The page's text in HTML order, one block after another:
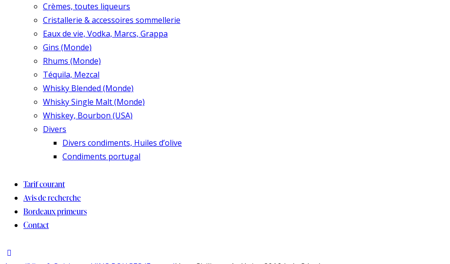
Crèmes, toutes liqueurs
Cristallerie & accessoires sommellerie
Eaux de vie, Vodka, Marcs, Grappa
Gins (Monde)
Rhums (Monde)
Téquila, Mezcal
Whisky Blended (Monde)
Whisky Single Malt (Monde)
Whiskey, Bourbon (USA)
Divers
Divers condiments, Huiles d’olive
Condiments portugal
Tarif courant
Avis de recherche
Bordeaux primeurs
Contact